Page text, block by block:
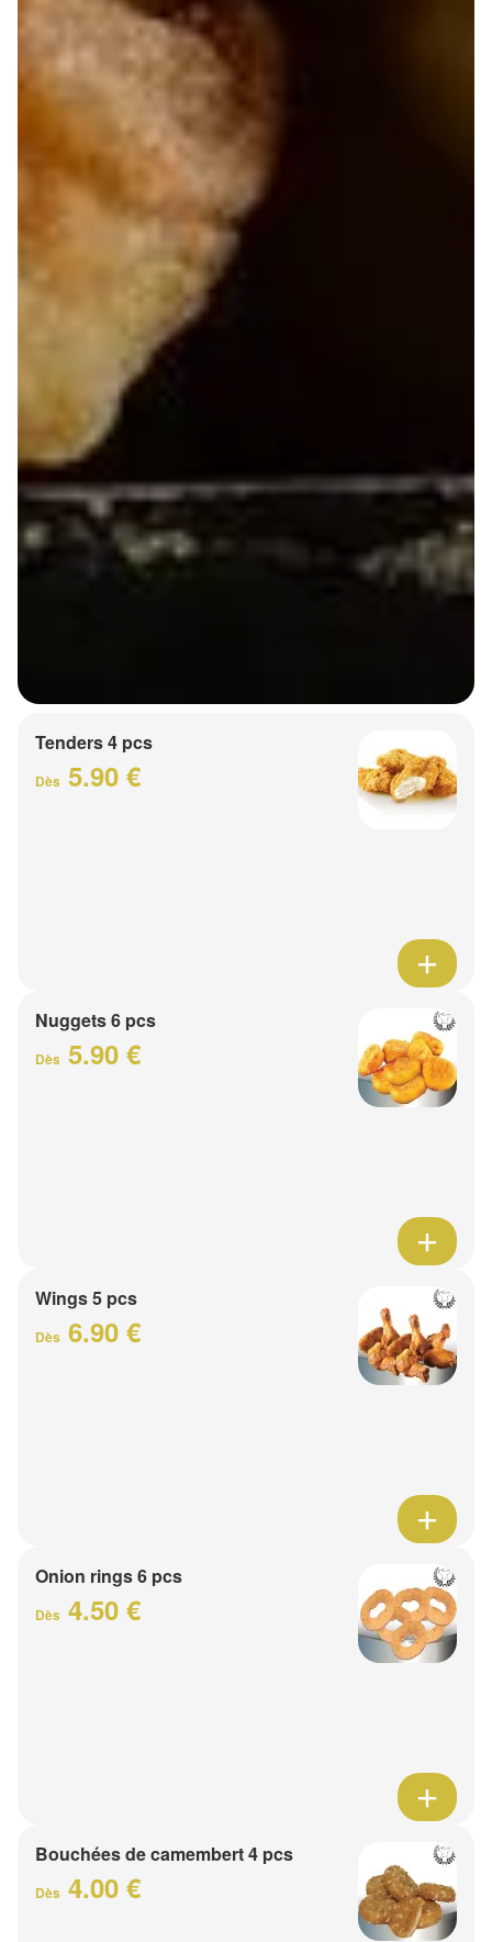
Tenders 4 pcs
Dès 5.90 €
Nuggets 6 pcs
Dès 5.90 €
Wings 5 pcs
Dès 6.90 €
Onion rings 6 pcs
Dès 4.50 €
Bouchées de camembert 4 pcs
Dès 4.00 €